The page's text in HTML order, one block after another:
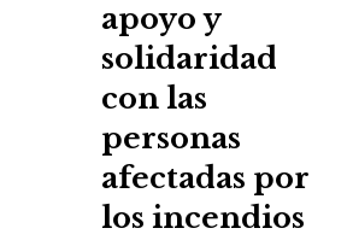
apoyo y
solidaridad
con las
personas
afectadas por
los incendios